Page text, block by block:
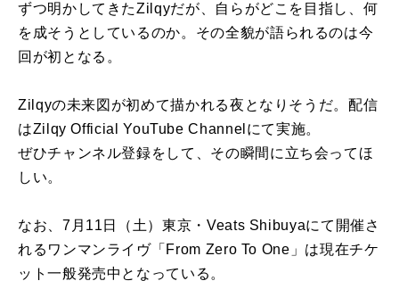
ずつ明かしてきたZilqyだが、自らがどこを目指し、何
を成そうとしているのか。その全貌が語られるのは今
回が初となる。
Zilqyの未来図が初めて描かれる夜となりそうだ。配信
はZilqy Official YouTube Channelにて実施。
ぜひチャンネル登録をして、その瞬間に立ち会ってほ
しい。
なお、7月11日（土）東京・Veats Shibuyaにて開催さ
れるワンマンライヴ「From Zero To One」は現在チケ
ット一般発売中となっている。